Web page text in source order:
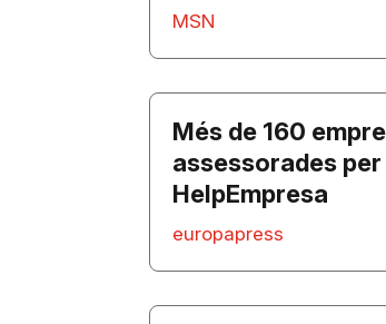
MSN
Més de 160
assessorades per
HelpEmpresa
europapress